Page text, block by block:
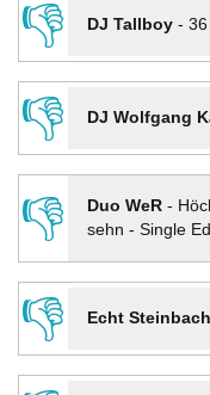
👎 DJ Tallboy- 36
👎
DJ Wolfgang
👎
Duo WeR-
sehn - Single
👎
Echt Steinbach